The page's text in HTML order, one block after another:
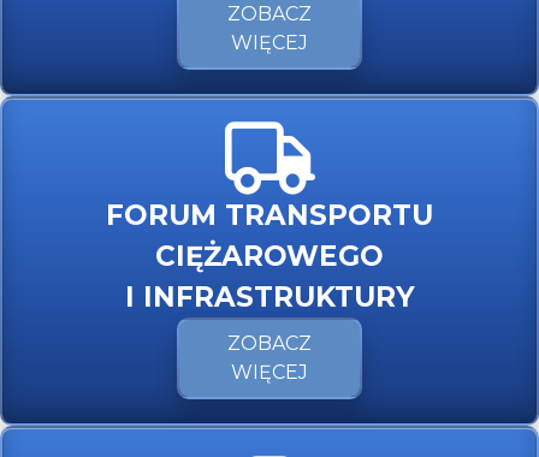
ZOBACZ
WIĘCEJ
FORUM TRANSPORTU
CIĘŻAROWEGO
I INFRASTRUKTURY
ZOBACZ
WIĘCEJ